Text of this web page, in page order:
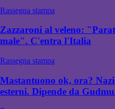
Rassegna stampa
Zazzaroni al veleno:
male". C'entra l'Italia
Rassegna stampa
Mastantuono ok, ora?
esterni. Dipende da